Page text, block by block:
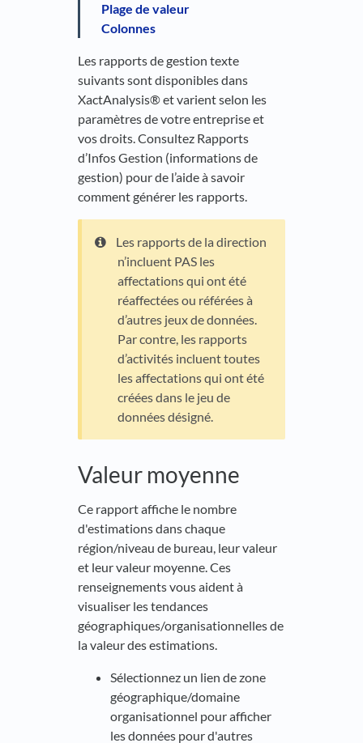
Plage de valeur
Colonnes
Les rapports de gestion texte
suivants sont disponibles dans
XactAnalysis® et varient selon les
paramètres de votre entreprise et
vos droits. Consultez Rapports
d’Infos Gestion (informations de
gestion) pour de l’aide à savoir
comment générer les rapports.
Les rapports de la direction
n’incluent PAS les
affectations qui ont été
réaffectées ou référées à
d’autres jeux de données.
Par contre, les rapports
d’activités incluent toutes
les affectations qui ont été
créées dans le jeu de
données désigné.
Valeur moyenne
Ce rapport affiche le nombre
d'estimations dans chaque
région/niveau de bureau, leur valeur
et leur valeur moyenne. Ces
renseignements vous aident à
visualiser les tendances
géographiques/organisationnelles de
la valeur des estimations.
Sélectionnez un lien de zone
géographique/domaine
organisationnel pour afficher
les données pour d'autres